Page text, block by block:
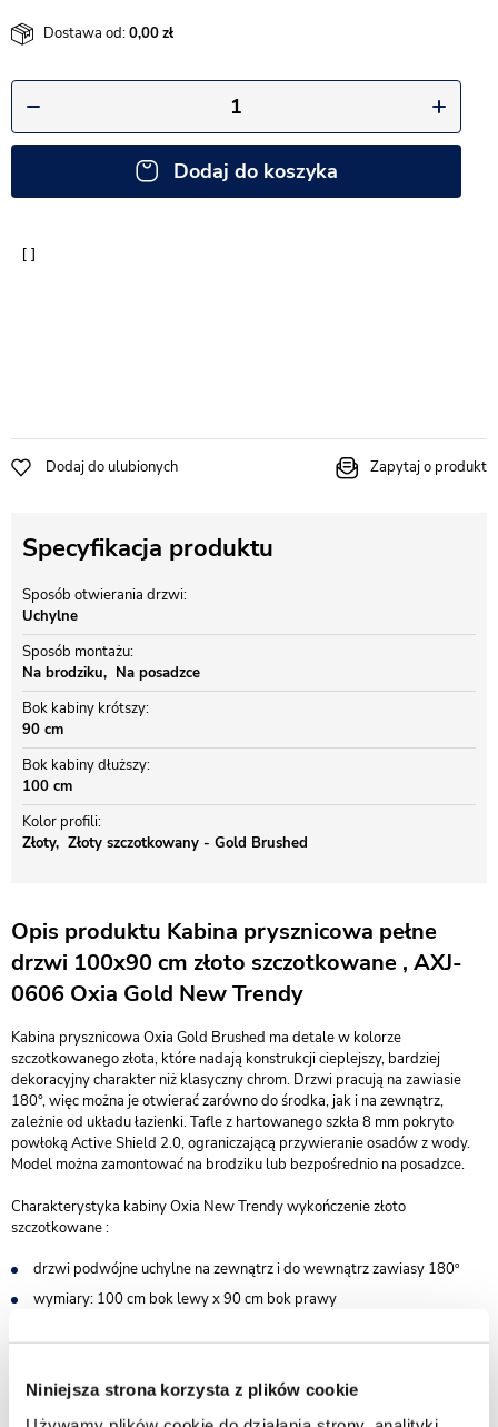
Niniejsza strona korzysta z plików cookie
Dostawa od:0,00
Dodaj do koszyka
Dodaj do ulubionych Zapytaj o produkt
Specyfikacja produktu
Sposób otwierania drzwi
Uchylne
Sposób montażu
Na brodziku
Na posadzce
Bok kabiny krótszy
90 cm
Bok kabiny dłuższy
100 cm
Kolor profili
Złoty
Złoty szczotkowany - Gold Brushed
Opis produktu Kabina prysznicowa pełne
drzwi 100x90 cm złoto szczotkowane , AXJ-
0606 Oxia Gold New Trendy
Kabina prysznicowa Oxia Gold Brushed ma detale w kolorze
szczotkowanego złota, które nadają konstrukcji cieplejszy, bardziej
dekoracyjny charakter niż klasyczny chrom. Drzwi pracują na zawiasie
180°, więc można je otwierać zarówno do środka, jak i na zewnątrz,
zależnie od układu łazienki. Tafle z hartowanego szkła 8 mm pokryto
powłoką Active Shield 2.0, ograniczającą przywieranie osadów z wody.
Model można zamontować na brodziku lub bezpośrednio na posadzce.
Charakterystyka kabiny Oxia New Trendy wykończenie złoto
szczotkowane :
drzwi podwójne uchylne na zewnątrz i do wewnątrz zawiasy 180º
wymiary: 100 cm bok lewy x 90 cm bok prawy
posadzce